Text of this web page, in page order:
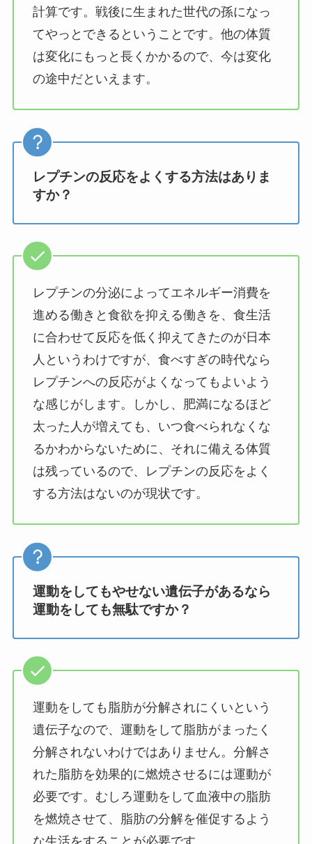
計算です。戦後に生まれた世代の孫になっ
てやっとできるということです。他の体質
は変化にもっと長くかかるので、今は変化
の途中だといえます。
レプチンの反応をよくする方法はありま
すか？
レプチンの分泌によってエネルギー消費を
進める働きと食欲を抑える働きを、食生活
に合わせて反応を低く抑えてきたのが日本
人というわけですが、食べすぎの時代なら
レプチンへの反応がよくなってもよいよう
な感じがします。しかし、肥満になるほど
太った人が増えても、いつ食べられなくな
るかわからないために、それに備える体質
は残っているので、レプチンの反応をよく
する方法はないのが現状です。
運動をしてもやせない遺伝子があるなら
運動をしても無駄ですか？
運動をしても脂肪が分解されにくいという
遺伝子なので、運動をして脂肪がまったく
分解されないわけではありません。分解さ
れた脂肪を効果的に燃焼させるには運動が
必要です。むしろ運動をして血液中の脂肪
を燃焼させて、脂肪の分解を催促するよう